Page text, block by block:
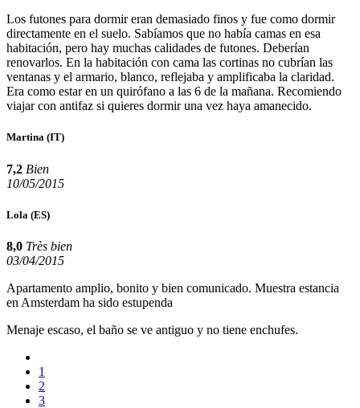
Los futones para dormir eran demasiado finos y fue como dormir
directamente en el suelo. Sabíamos que no había camas en esa
habitación, pero hay muchas calidades de futones. Deberían
renovarlos. En la habitación con cama las cortinas no cubrían las
ventanas y el armario, blanco, reflejaba y amplificaba la claridad.
Era como estar en un quirófano a las 6 de la mañana. Recomiendo
viajar con antifaz si quieres dormir una vez haya amanecido.
Martina (IT)
7,2 Bien
10/05/2015
Lola (ES)
8,0 Très bien
03/04/2015
Apartamento amplio, bonito y bien comunicado. Muestra estancia
en Amsterdam ha sido estupenda
Menaje escaso, el baño se ve antiguo y no tiene enchufes.
1
2
3